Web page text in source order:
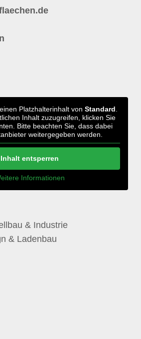
Platzhalterinhalt von Standard
Inhalt zuzugreifen, klicken Sie
Bitte beachten Sie, dass dabei
weitergegeben werden.
Inhalt entsperren
Informationen
& Industrie
& Ladenbau